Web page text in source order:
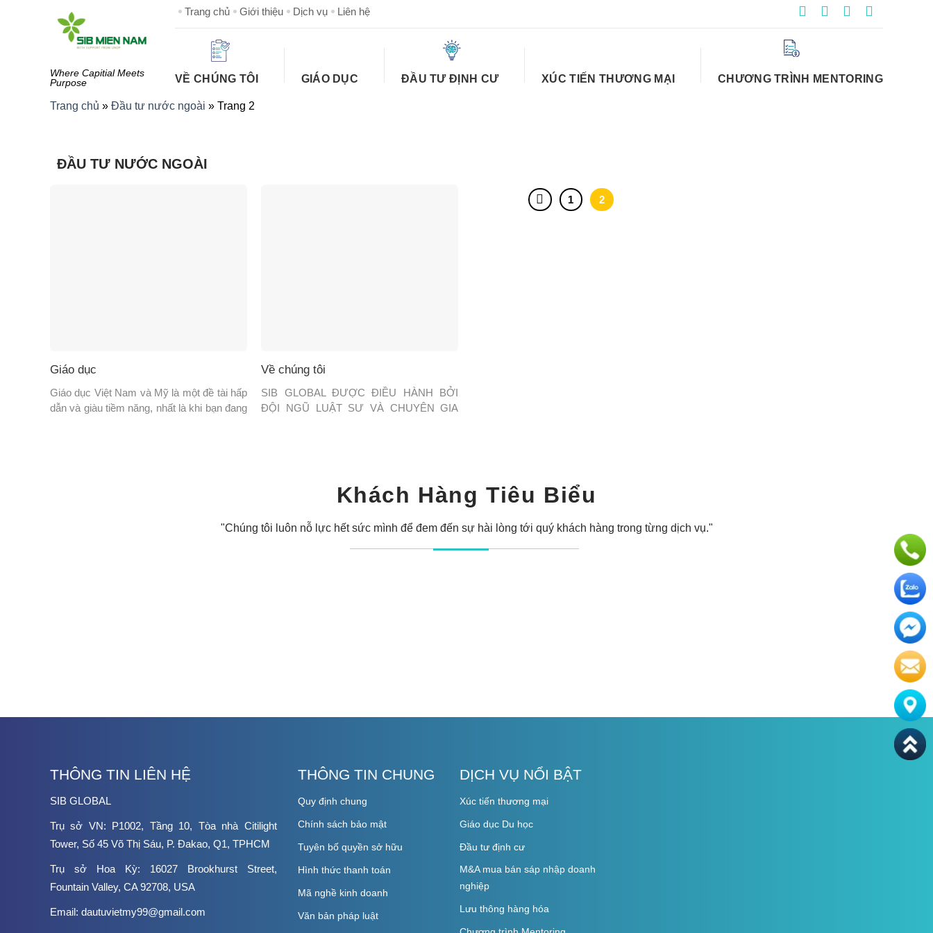
Trang chủ Giới thiệu Dịch vụ Liên hệ
Where Capitial Meets
Purpose
VỀ CHÚNG TÔI GIÁO DỤC ĐẦU TƯ ĐỊNH CƯ XÚC TIẾN THƯƠNG MẠI CHƯƠNG TRÌNH MENTORING
Trang chủ » Đầu tư nước ngoài » Trang 2
ĐẦU TƯ NƯỚC NGOÀI
Giáo dục
Giáo dục Việt Nam và Mỹ là một đề tài hấp
dẫn và giàu tiềm năng, nhất là khi bạn đang
Về chúng tôi
SIB GLOBAL ĐƯỢC ĐIỀU HÀNH BỞI
ĐỘI NGŨ LUẬT SƯ VÀ CHUYÊN GIA
nối quan trọng giúp khách hàng phát […]
1 2
Khách Hàng Tiêu Biểu
"Chúng tôi luôn nỗ lực hết sức mình để đem đến sự hài lòng tới quý khách hàng trong từng dịch vụ."
THÔNG TIN LIÊN HỆ
SIB GLOBAL
Trụ sở VN: P1002, Tầng 10, Tòa nhà Citilight
Tower, Số 45 Võ Thị Sáu, P. Đakao, Q1, TPHCM
Trụ sở Hoa Kỳ: 16027 Brookhurst Street,
Fountain Valley, CA 92708, USA
Email: dautuvietmy99@gmail.com
THÔNG TIN CHUNG
Quy định chung
Chính sách bảo mật
Tuyên bố quyền sở hữu
Hình thức thanh toán
Mã nghề kinh doanh
Văn bản pháp luật
DỊCH VỤ NỔI BẬT
Xúc tiến thương mại
Giáo dục Du học
Đầu tư định cư
M&A mua bán sáp nhập doanh
nghiệp
Lưu thông hàng hóa